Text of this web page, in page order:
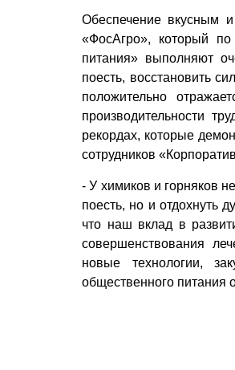
Обеспечение вкусным
«ФосАгро», который
питания» выполняют
поесть, восстановить
положительно
производительности
рекордах, которые
сотрудников
- У химиков и горняков
поесть, но и отдохнуть
что наш вклад в
совершенствования
новые технологии,
общественного питания